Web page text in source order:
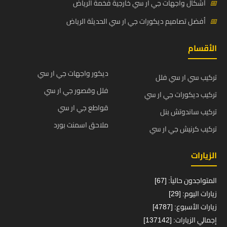
📅 أشكال واجهات جي ار سي خارجية فخمة الرياض
📅 أفضل تصاميم ديكورات جي ار سي الحديثة الرياض
الأقسام
تركيب سي ار سي فلل
تركيب ديكورات جي ار سي
تركيب ساندوتش بنل
تركيب كرنيش جي ار سي
ديكور واجهات جي ار سي
فلل وقصور جي ار سي
قواطع جي ار سي
ملاحق اسمنت بورد
الزيارات
المتواجدون حالياً: [67]
زيارات اليوم: [29]
زيارات الأسبوع: [4787]
إجمالي الزيارات: [137142]